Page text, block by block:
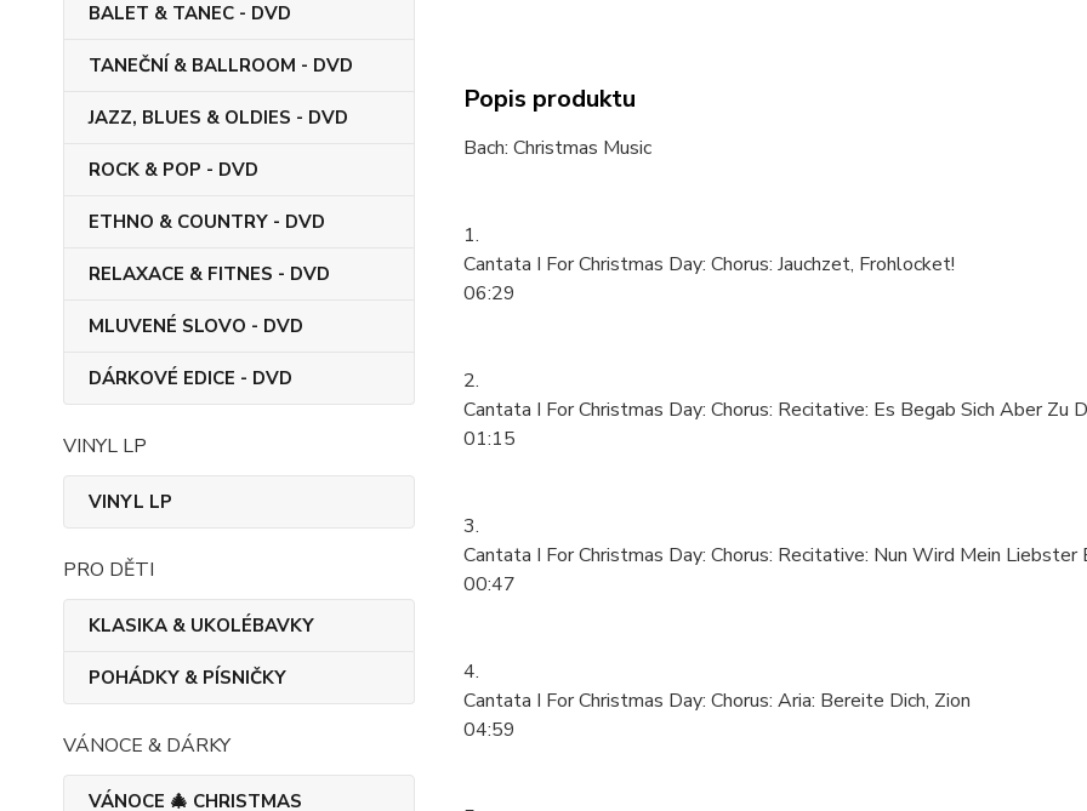
BALET & TANEC - DVD
TANEČNÍ & BALLROOM - DVD
JAZZ, BLUES & OLDIES - DVD
ROCK & POP - DVD
ETHNO & COUNTRY - DVD
RELAXACE & FITNES - DVD
MLUVENÉ SLOVO - DVD
DÁRKOVÉ EDICE - DVD
VINYL LP
VINYL LP
PRO DĚTI
KLASIKA & UKOLÉBAVKY
POHÁDKY & PÍSNIČKY
VÁNOCE & DÁRKY
VÁNOCE 🎄 CHRISTMAS
Popis produktu
Bach: Christmas Music
1.
Cantata I For Christmas Day: Chorus: Jauchzet, Frohlocket!
06:29
2.
Cantata I For Christmas Day: Chorus: Recitative: Es Begab Sich Aber Zu
01:15
3.
Cantata I For Christmas Day: Chorus: Recitative: Nun Wird Mein Liebster
00:47
4.
Cantata I For Christmas Day: Chorus: Aria: Bereite Dich, Zion
04:59